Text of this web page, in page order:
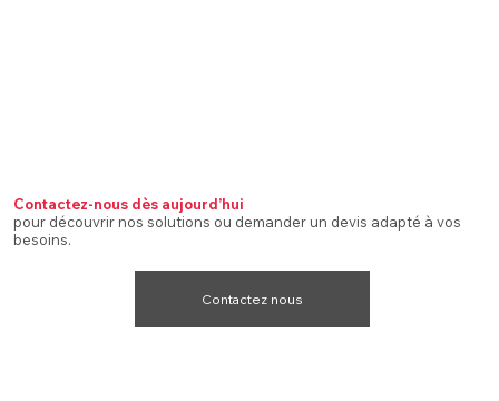
Contactez-nous dès aujourd’hui
pour découvrir nos solutions ou demander un devis adapté à vos
besoins.
Contactez nous